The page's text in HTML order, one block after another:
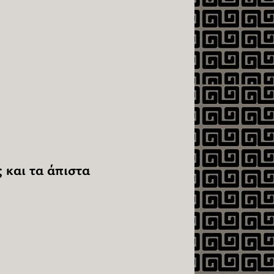
και τα άπιστα